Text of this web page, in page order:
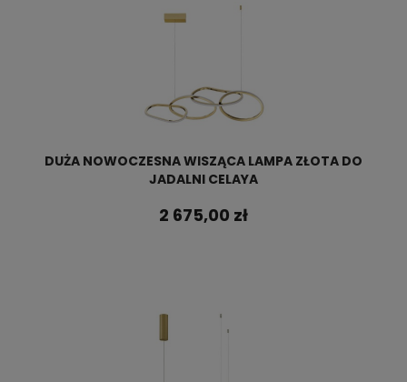
DUŻA NOWOCZESNA WISZĄCA LAMPA ZŁOTA DO
JADALNI CELAYA
2 675,00 zł